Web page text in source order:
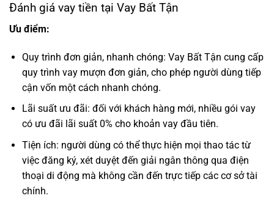
Đánh giá vay tiền tại Vay Bất Tận
Ưu điểm:
Quy trình đơn giản, nhanh chóng: Vay Bất Tận cung cấp
quy trình vay mượn đơn giản, cho phép người dùng tiếp
cận vốn một cách nhanh chóng.
Lãi suất ưu đãi: đối với khách hàng mới, nhiều gói vay
có ưu đãi lãi suất 0% cho khoản vay đầu tiên.
Tiện ích: người dùng có thể thực hiện mọi thao tác từ
việc đăng ký, xét duyệt đến giải ngân thông qua điện
thoại di động mà không cần đến trực tiếp các cơ sở tài
chính.